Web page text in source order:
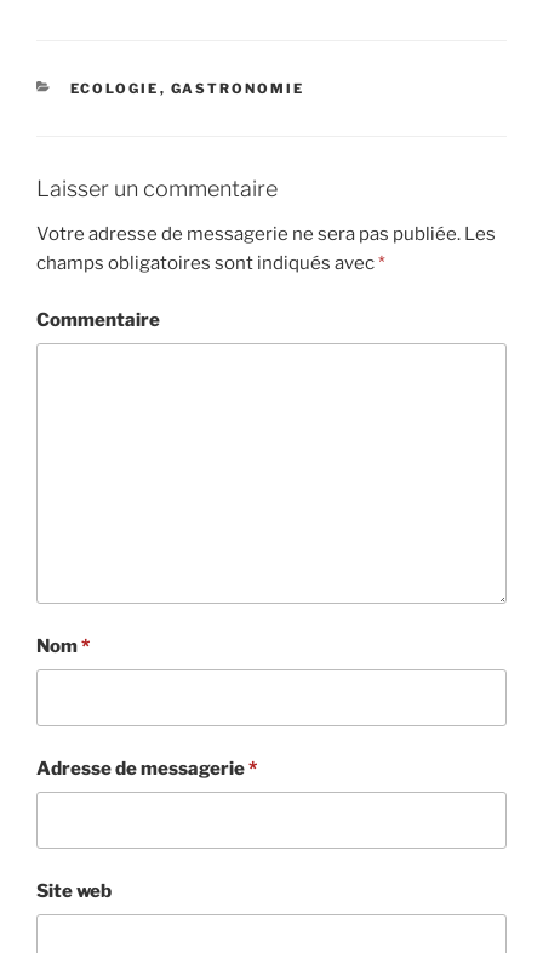
CATÉGORIES
ECOLOGIE , GASTRONOMIE
Laisser un commentaire
Votre adresse de messagerie ne sera pas publiée. Les
champs obligatoires sont indiqués avec*
Commentaire
Nom*
Adresse de messagerie*
Site web